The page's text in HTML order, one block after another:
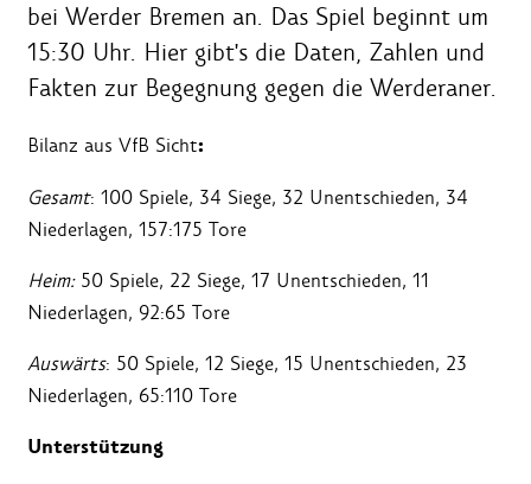
bei Werder Bremen an. Das Spiel beginnt um
15:30 Uhr. Hier gibt's die Daten, Zahlen und
Fakten zur Begegnung gegen die Werderaner.
Bilanz aus VfB Sicht:
Gesamt: 100 Spiele, 34 Siege, 32 Unentschieden, 34
Niederlagen, 157:175 Tore
Heim: 50 Spiele, 22 Siege, 17 Unentschieden, 11
Niederlagen, 92:65 Tore
Auswärts: 50 Spiele, 12 Siege, 15 Unentschieden, 23
Niederlagen, 65:110 Tore
Unterstützung